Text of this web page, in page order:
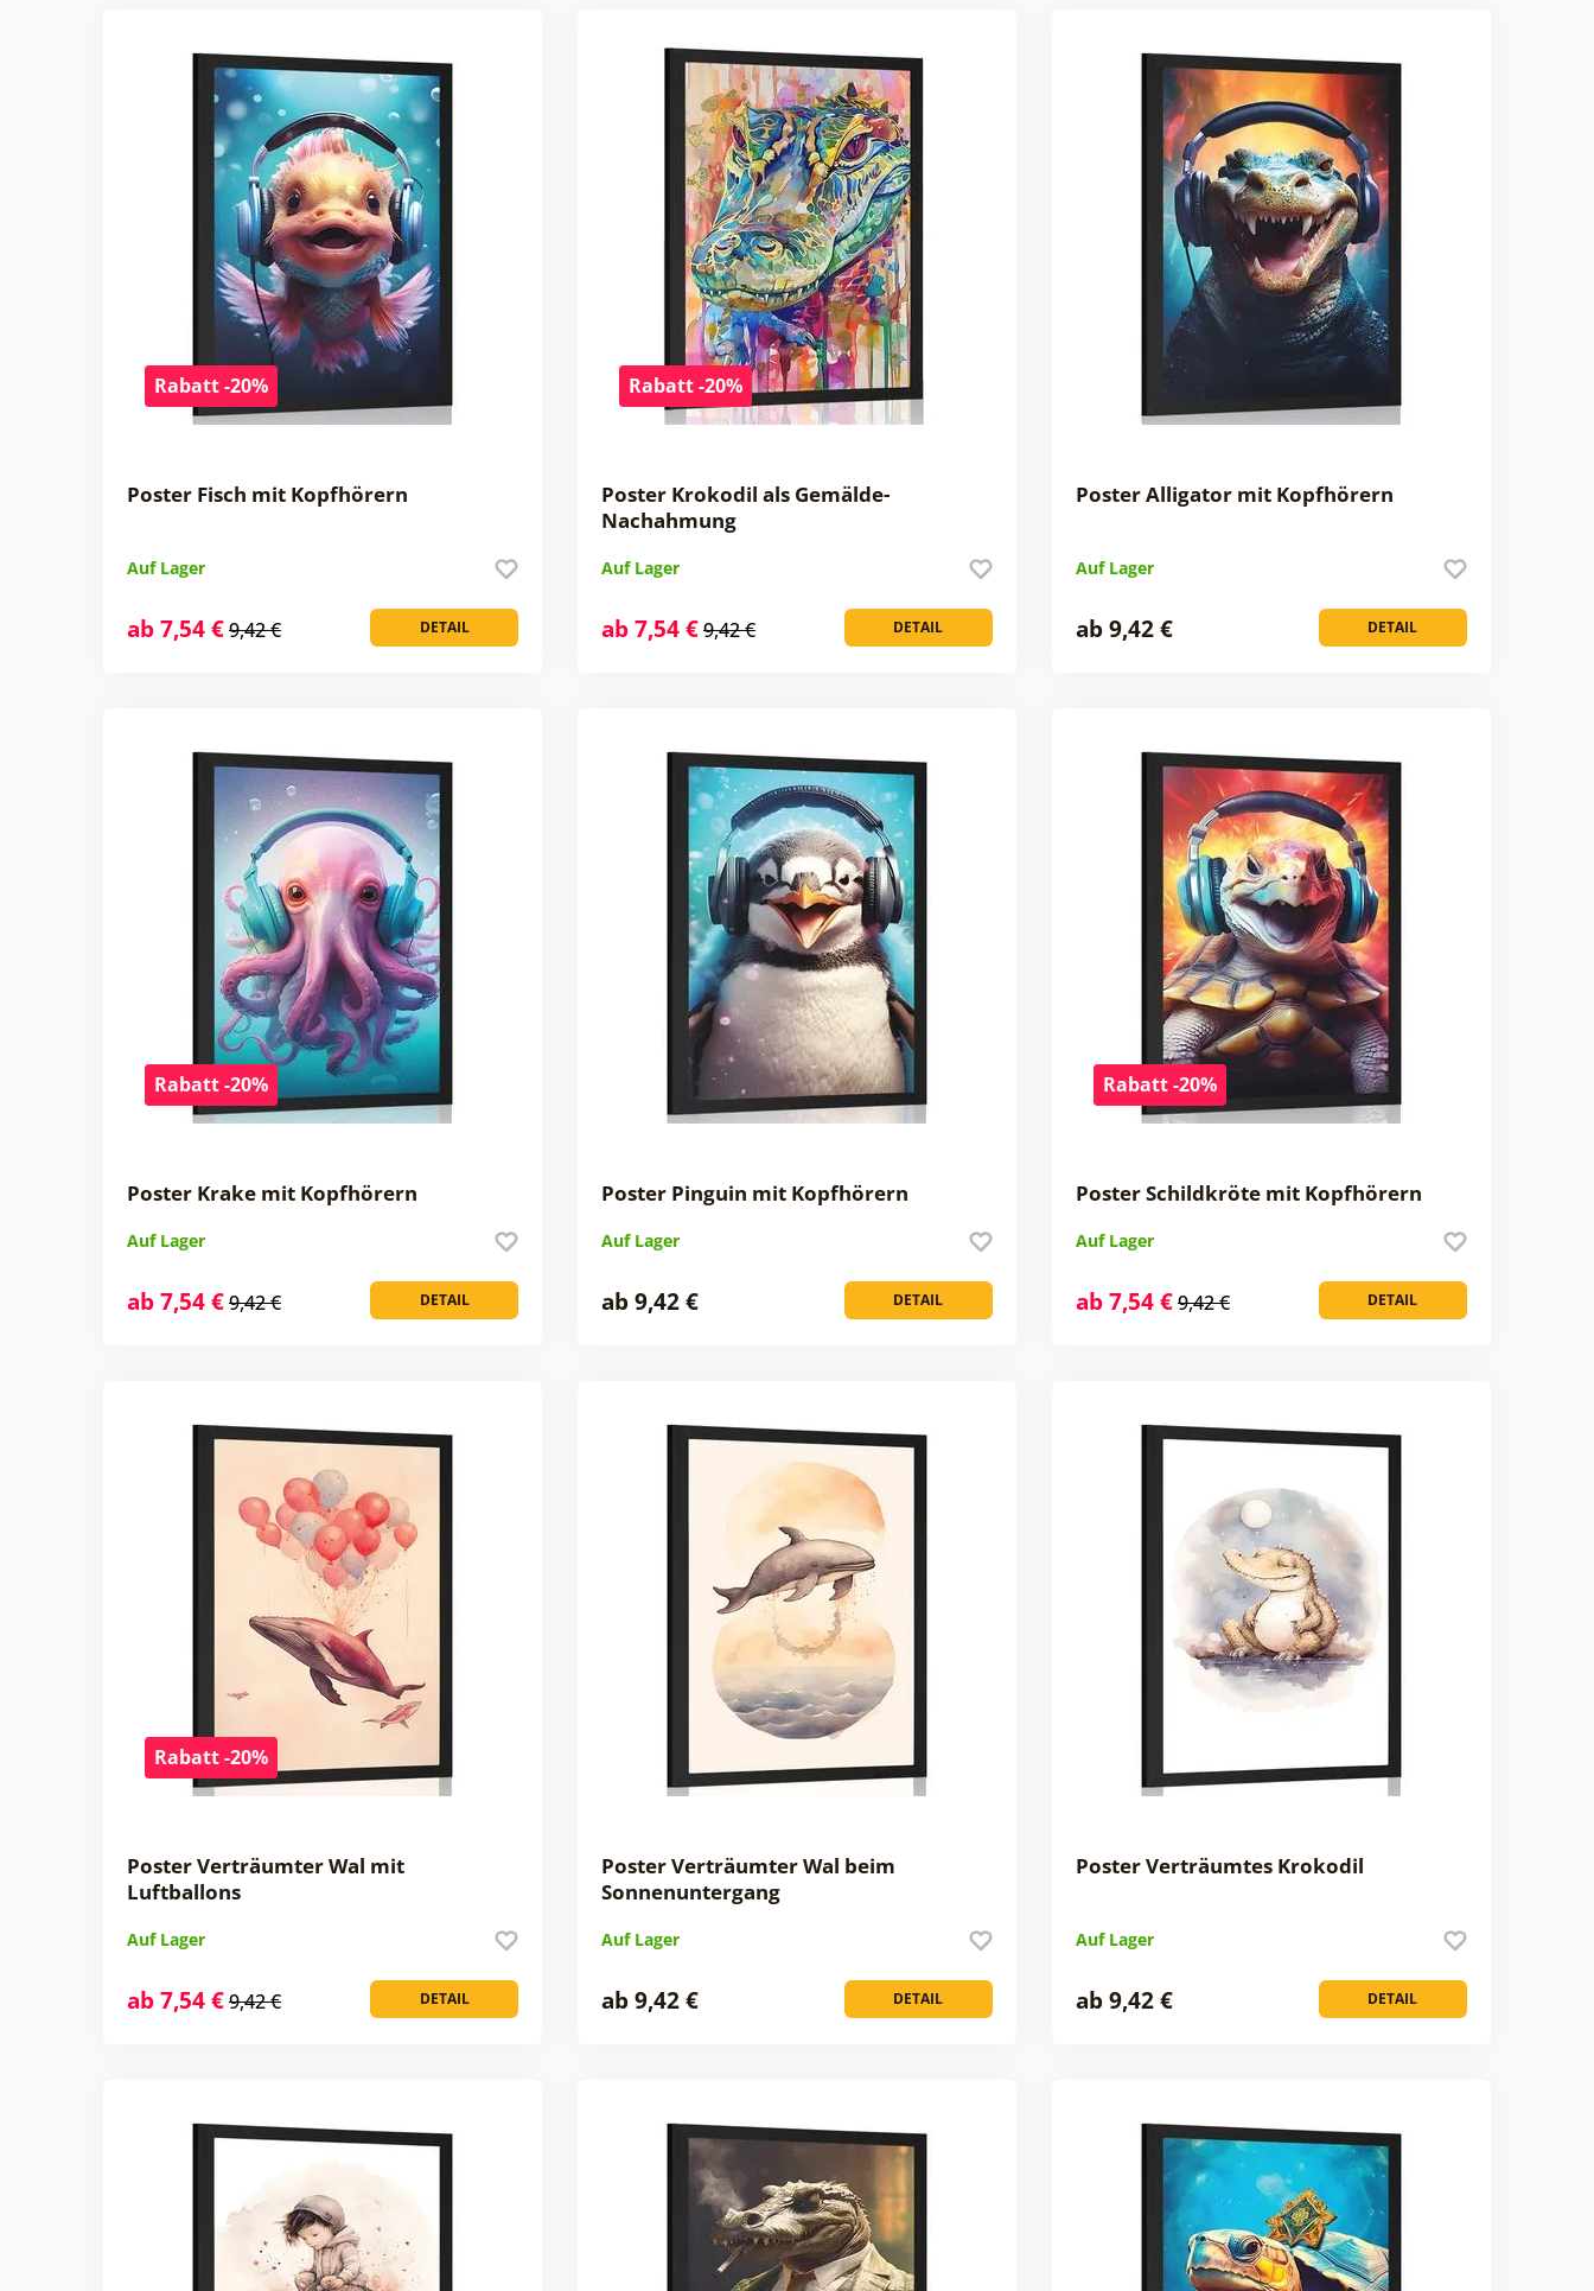
Rabatt -20%
Poster Fisch mit Kopfhörern
Auf Lager
DETAIL
ab 7,54 €9,42 €
Rabatt -20%
Poster Krokodil als Gemälde-
Nachahmung
Auf Lager
DETAIL
ab 7,54 €9,42 €
Poster Alligator mit Kopfhörern
Auf Lager
DETAIL
ab 9,42 €
Rabatt -20%
Poster Krake mit Kopfhörern
Auf Lager
DETAIL
ab 7,54 €9,42 €
Poster Pinguin mit Kopfhörern
Auf Lager
DETAIL
ab 9,42 €
Rabatt -20%
Poster Schildkröte mit Kopfhörern
Auf Lager
DETAIL
ab 7,54 €9,42 €
Rabatt -20%
Poster Verträumter Wal mit
Luftballons
Auf Lager
DETAIL
ab 7,54 €9,42 €
Poster Verträumter Wal beim
Sonnenuntergang
Auf Lager
DETAIL
ab 9,42 €
Poster Verträumtes Krokodil
Auf Lager
DETAIL
ab 9,42 €